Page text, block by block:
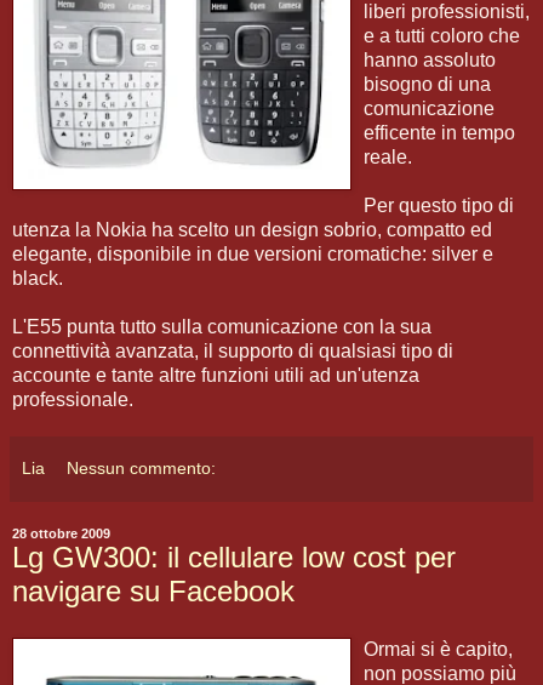
liberi professionisti,
e a tutti coloro che
hanno assoluto
bisogno di una
comunicazione
efficente in tempo
reale.
Per questo tipo di
utenza la Nokia ha scelto un design sobrio, compatto ed
elegante, disponibile in due versioni cromatiche: silver e
black.
L'E55 punta tutto sulla comunicazione con la sua
connettività avanzata, il supporto di qualsiasi tipo di
accounte e tante altre funzioni utili ad un'utenza
professionale.
Lia Nessun commento:
28 ottobre 2009
Lg GW300: il cellulare low cost per
navigare su Facebook
Ormai si è capito,
non possiamo più